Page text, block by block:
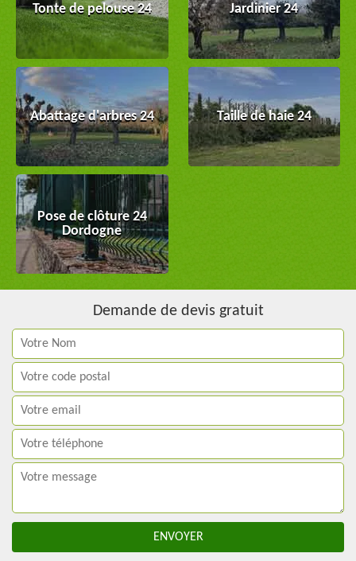
Tonte de pelouse 24 Jardinier 24
Abattage d'arbres 24 Taille de haie 24
Pose de clôture 24
Dordogne
Demande de devis gratuit